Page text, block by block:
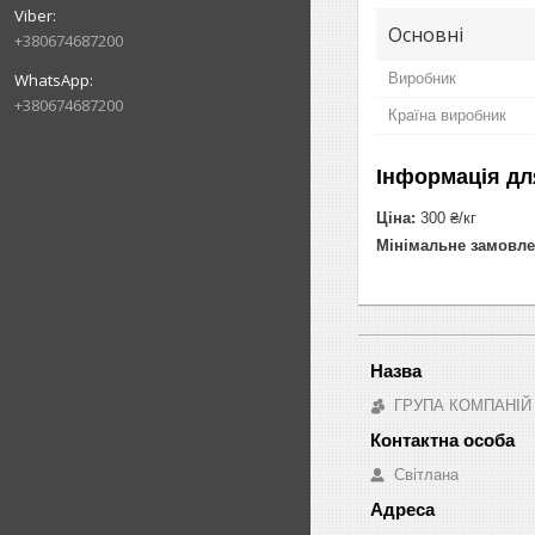
+380674687200
+380674687200
Основні
Виробник
Країна виробник
Інформація
Ціна: 300 ₴/кг
Мінімальне
ГРУПА
Світлана